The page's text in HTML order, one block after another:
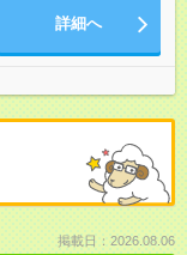
詳細へ
掲載日：2026.08.06